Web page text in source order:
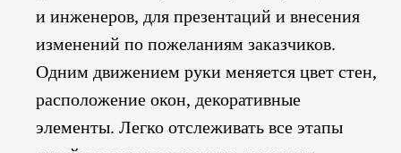
и инженеров, для презентаций и внесения
изменений по пожеланиям заказчиков.
Одним движением руки меняется цвет стен,
расположение окон, декоративные
элементы. Легко отслеживать все этапы